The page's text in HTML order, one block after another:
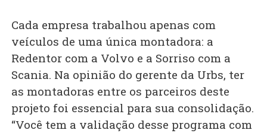
Cada empresa trabalhou apenas com
veículos de uma única montadora: a
Redentor com a Volvo e a Sorriso com a
Scania. Na opinião do gerente da Urbs, ter
as montadoras entre os parceiros deste
projeto foi essencial para sua consolidação.
“Você tem a validação desse programa com